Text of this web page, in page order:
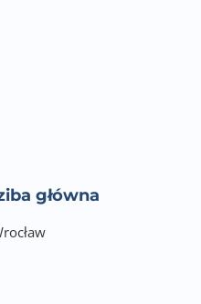
główna